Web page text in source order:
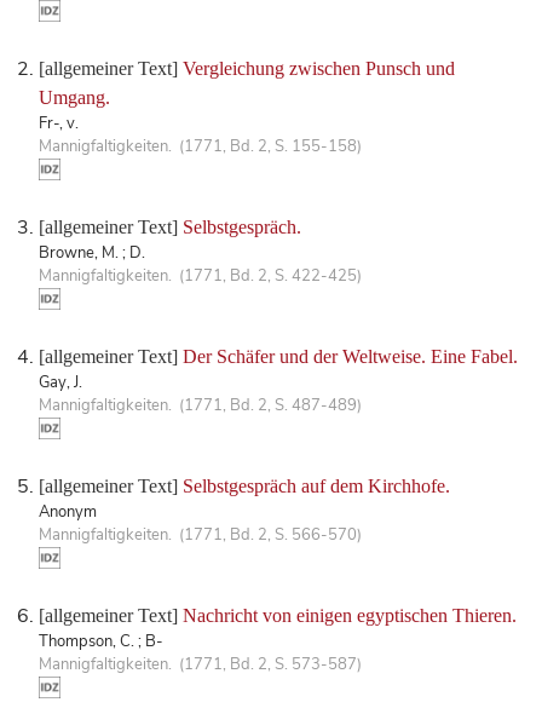
[allgemeiner Text] Vergleichung zwischen Punsch und
Umgang.
Fr-, v.
Mannigfaltigkeiten. (1771, Bd. 2, S. 155-158)
[allgemeiner Text] Selbstgespräch.
Browne, M. ; D.
Mannigfaltigkeiten. (1771, Bd. 2, S. 422-425)
[allgemeiner Text] Der Schäfer und der Weltweise. Eine Fabel.
Gay, J.
Mannigfaltigkeiten. (1771, Bd. 2, S. 487-489)
[allgemeiner Text] Selbstgespräch auf dem Kirchhofe.
Anonym
Mannigfaltigkeiten. (1771, Bd. 2, S. 566-570)
[allgemeiner Text] Nachricht von einigen egyptischen Thieren.
Thompson, C. ; B-
Mannigfaltigkeiten. (1771, Bd. 2, S. 573-587)